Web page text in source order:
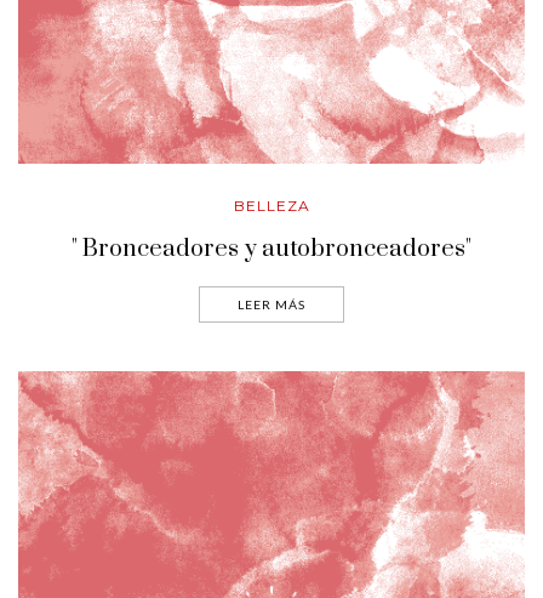
BELLEZA
" Bronceadores y autobronceadores"
LEER MÁS